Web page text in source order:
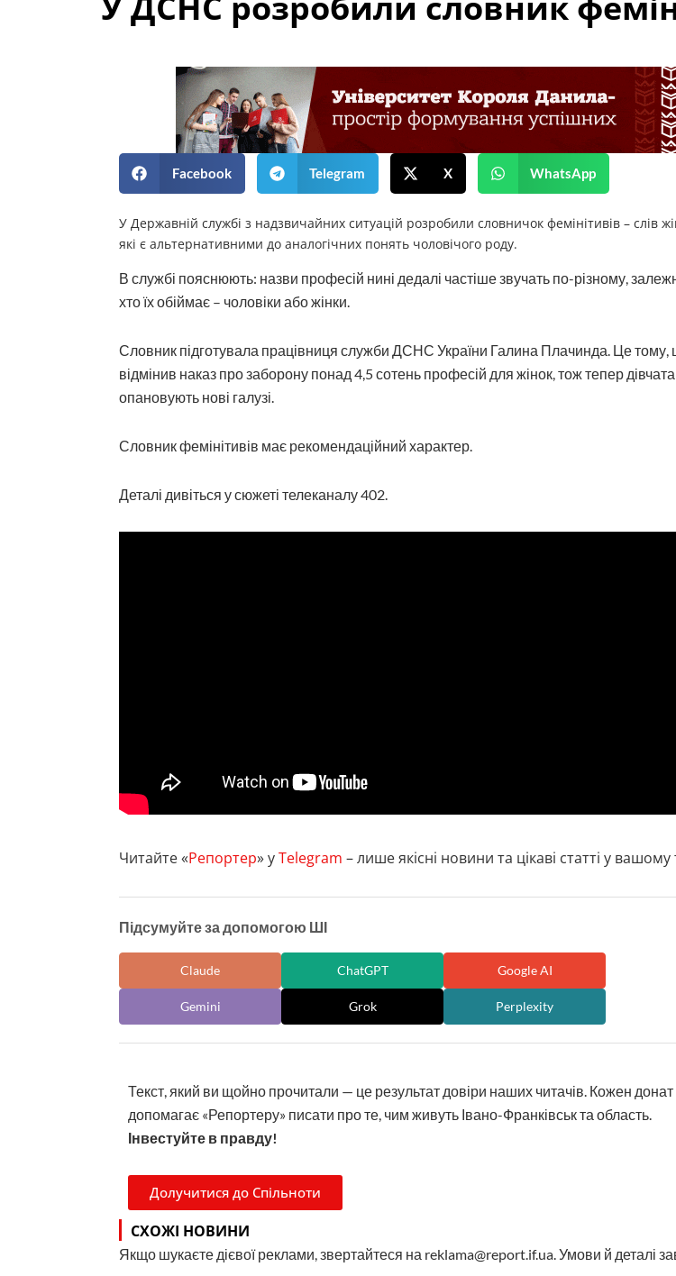
Facebook Telegram X WhatsApp
У Державній службі з надзвичайних ситуацій розробили словничок фемінітивів – слів
які є альтернативними до аналогічних понять чоловічого роду.
В службі пояснюють: назви професій нині дедалі частіше звучать по-різному,
хто їх обіймає – чоловіки або жінки.
Словник підготувала працівниця служби ДСНС України Галина Плачинда. Це тому,
відмінив наказ про заборону понад 4,5 сотень професій для жінок, тож тепер
опановують нові галузі.
Словник фемінітивів має рекомендаційний характер.
Деталі дивіться у сюжеті телеканалу 402.
Читайте «Репортер» уTelegram – лише якісні новини та цікаві статті у вашому
Підсумуйте за допомогою ШІ
Claude ChatGPT Google AI
Gemini Grok Perplexity
Текст, який ви щойно прочитали — це результат довіри наших читачів. Кожен донат
допомагає «Репортеру» писати про те, чим живуть Івано-Франківськ та область.
Інвестуйте в правду!
Долучитися до Спільноти
СХОЖІ НОВИНИ
Якщо шукаєте дієвої реклами, звертайтеся на reklama@report.if.ua. Умови й деталі